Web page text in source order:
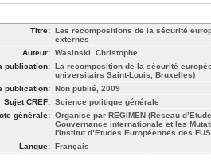
Titre: Les recompositions de la sécurité
externes
Auteur: Wasinski, Christophe
publication: La recomposition de la sécurité
universitairs Saint-Louis, Bruxelles)
publication: Non publié, 2009
Sujet CREF: Science politique générale
générale: Organisé par REGIMEN (Réseau
Gouvernance internationale et les
l'Institut d’Etudes Européennes des
Langue: Français